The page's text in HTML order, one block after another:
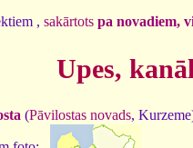
, sakārtots pa novadiem,
Upes,
(Pāvilostas novads,